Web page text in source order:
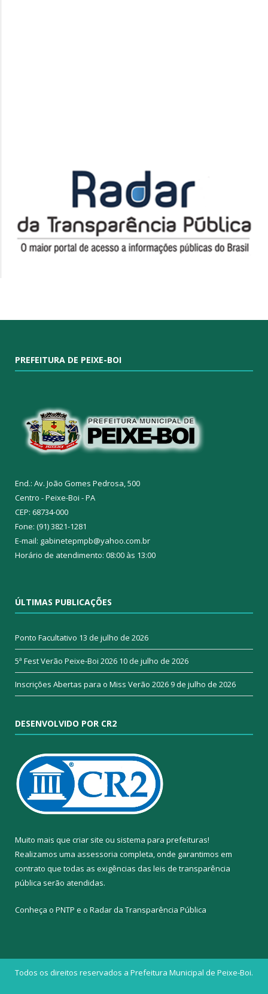
PREFEITURA DE PEIXE-BOI
End.: Av. João Gomes Pedrosa, 500
Centro - Peixe-Boi - PA
CEP: 68734-000
Fone: (91) 3821-1281
E-mail: gabinetepmpb@yahoo.com.br
Horário de atendimento: 08:00 às 13:00
ÚLTIMAS PUBLICAÇÕES
Ponto Facultativo 13 de julho de 2026
5ª Fest Verão Peixe-Boi 2026 10 de julho de 2026
Inscrições Abertas para o Miss Verão 20269 de julho de 2026
DESENVOLVIDO POR CR2
Muito mais que criar site ou sistema para prefeituras!
Realizamos uma assessoria completa, onde garantimos em
contrato que todas as exigências das leis de transparência
pública serão atendidas.
Conheça o PNTP e o Radar da Transparência Pública
Todos os direitos reservados a Prefeitura Municipal de Peixe-Boi.